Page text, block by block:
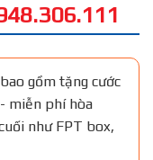
gồm tặng cước
miễn phí hòa
như FPT box,